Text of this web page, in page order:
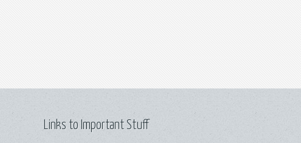
Links to Important Stuff